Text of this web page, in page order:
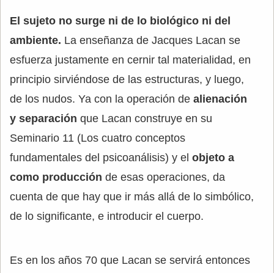
El sujeto no surge ni de lo biológico ni del
ambiente. La enseñanza de Jacques Lacan se
esfuerza justamente en cernir tal materialidad, en
principio sirviéndose de las estructuras, y luego,
de los nudos. Ya con la operación de alienación
y separación que Lacan construye en su
Seminario 11 (Los cuatro conceptos
fundamentales del psicoanálisis) y el objeto a
como producción de esas operaciones, da
cuenta de que hay que ir más allá de lo simbólico,
de lo significante, e introducir el cuerpo.
Es en los años 70 que Lacan se servirá entonces